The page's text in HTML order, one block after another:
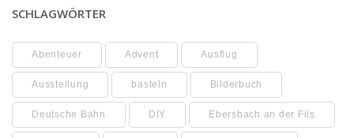
SCHLAGWÖRTER
Abenteuer Advent Ausflug
Ausstellung basteln Bilderbuch
Deutsche Bahn DIY Ebersbach an der Fils